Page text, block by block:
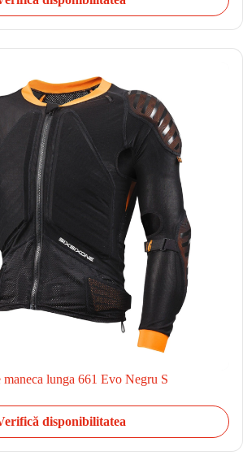
maneca lunga 661 Evo Negru S
disponibilitatea